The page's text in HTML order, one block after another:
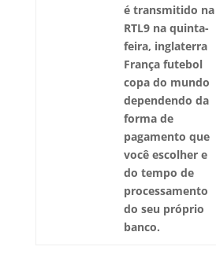
é transmitido na
RTL9 na quinta-
feira, inglaterra
França futebol
copa do mundo
dependendo da
forma de
pagamento que
você escolher e
do tempo de
processamento
do seu próprio
banco.